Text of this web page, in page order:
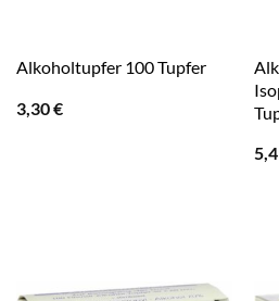
Alkoholtupfer 100 Tupfer
3,30€